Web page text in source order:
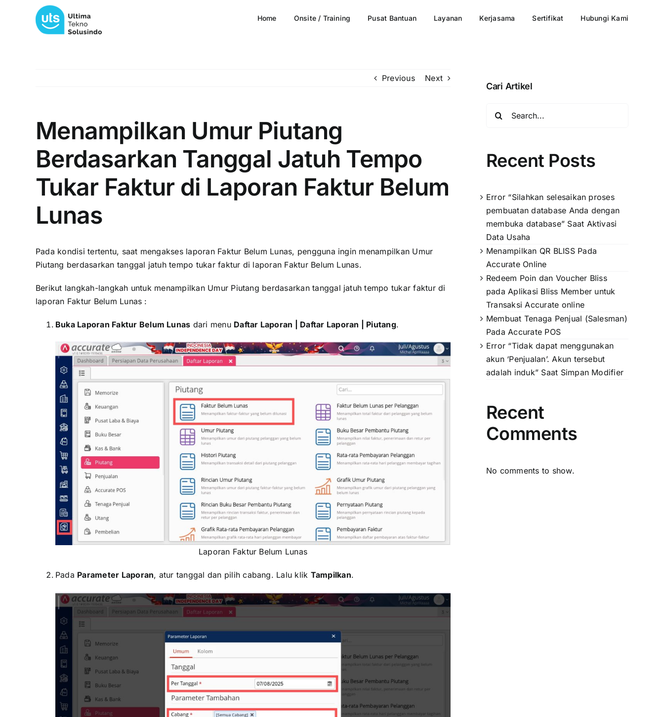
Home Onsite / Training Pusat Bantuan Layanan Kerjasama Sertifikat Hubungi Kami
Previous Next
Menampilkan Umur Piutang
Berdasarkan Tanggal Jatuh Tempo
Tukar Faktur di Laporan Faktur Belum
Lunas
Pada kondisi tertentu, saat mengakses laporan Faktur Belum Lunas, pengguna ingin menampilkan Umur
Piutang berdasarkan tanggal jatuh tempo tukar faktur di laporan Faktur Belum Lunas.
Berikut langkah-langkah untuk menampilkan Umur Piutang berdasarkan tanggal jatuh tempo tukar faktur di
laporan Faktur Belum Lunas :
Buka Laporan Faktur Belum Lunas dari menu Daftar Laporan | Daftar Laporan | Piutang.
Laporan Faktur Belum Lunas
Pada Parameter Laporan, atur tanggal dan pilih cabang. Lalu klik Tampilkan.
Cari Artikel
Recent Posts
Error “Silahkan selesaikan proses
pembuatan database Anda dengan
membuka database” Saat Aktivasi
Data Usaha
Menampilkan QR BLISS Pada
Accurate Online
Redeem Poin dan Voucher Bliss
pada Aplikasi Bliss Member untuk
Transaksi Accurate online
Membuat Tenaga Penjual (Salesman)
Pada Accurate POS
Error “Tidak dapat menggunakan
akun ‘Penjualan’. Akun tersebut
adalah induk” Saat Simpan Modifier
Recent
Comments
No comments to show.